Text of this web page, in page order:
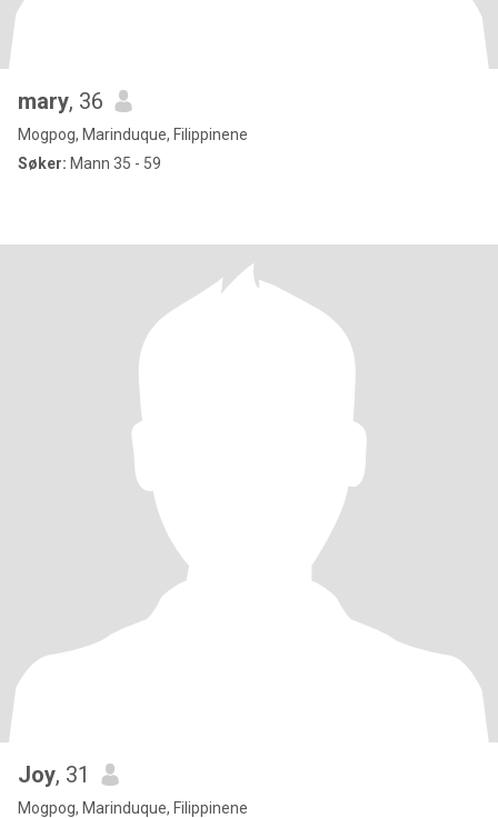
mary, 36
Mogpog, Marinduque, Filippinene
Søker: Mann 35 - 59
Joy, 31
Mogpog, Marinduque, Filippinene